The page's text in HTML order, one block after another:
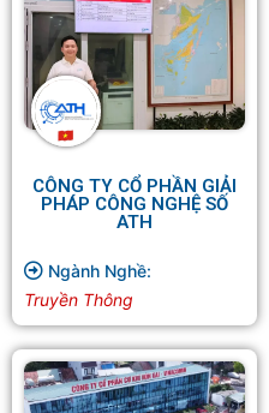
CÔNG TY CỔ PHẦN GIẢI
PHÁP CÔNG NGHỆ SỐ
ATH
Ngành Nghề:
Truyền Thông